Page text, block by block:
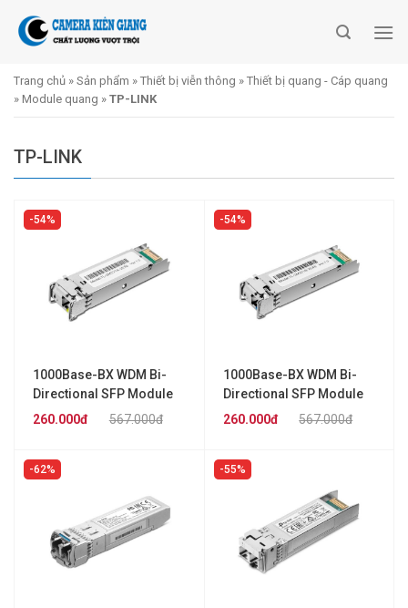
Trang chủ » Sản phẩm » Thiết bị viễn thông » Thiết bị quang - Cáp quang
» Module quang » TP-LINK
TP-LINK
54%
1000Base-BX WDM Bi-
Directional SFP Module
TP-LINK TL-SM321A-2
567.000đ
260.000đ
54%
1000Base-BX WDM Bi-
Directional SFP Module
TP-LINK TL-SM321B-2
567.000đ
260.000đ
62% 55%